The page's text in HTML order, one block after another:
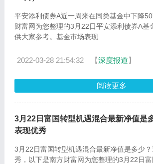
平安添利债券A近一周来在同类基金中下降
财富网为您整理的3月22日平安添利债券A基
供大家参考。基金市场表现
2022-03-28 21:54:32 【深度报道】
阅读更多
3月22日富国转型机遇混合最新净值是
表现优秀
3月22日富国转型机遇混合最新净值是多少
秀，以下是南方财富网为您整理的3月22日